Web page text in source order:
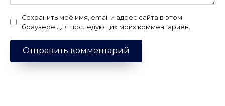
Сохранить моё имя, email и адрес сайта в этом
браузере для последующих моих комментариев.